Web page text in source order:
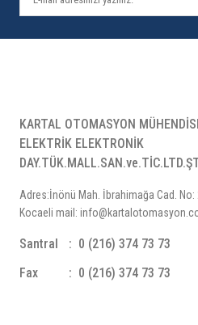
KARTAL OTOMASYON
ELEKTRİK ELEKTRONİK
Adres:İnönü Mah. İbrahimağa Cad.
Kocaeli mail:
Santral
0 (216) 374 73 73
Fax
0 (216) 374 73 73